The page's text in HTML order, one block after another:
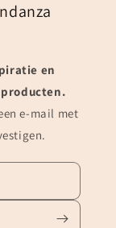
en
e-mail met